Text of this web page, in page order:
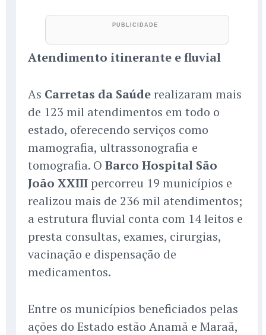
Atendimento itinerante e fluvial
As Carretas da Saúderealizaram mais
de 123 mil atendimentos em todo o
estado, oferecendo serviços como
mamografia, ultrassonografia e
tomografia. O Barco Hospital São
João XXIII percorreu 19 municípios e
realizou mais de 236 mil atendimentos;
a estrutura fluvial conta com 14 leitos e
presta consultas, exames, cirurgias,
vacinação e dispensação de
medicamentos.
Entre os municípios beneficiados pelas
ações do Estado estão Anamã e Maraã,